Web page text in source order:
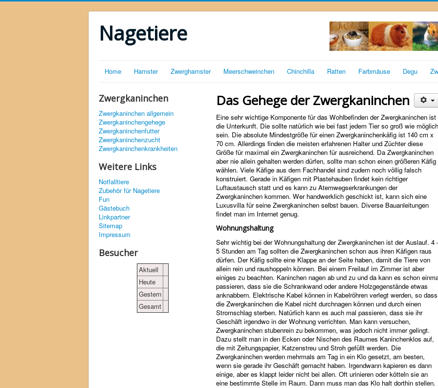
Nagetiere
Home Hamster Zwerghamster Meerschweinchen Chinchilla Ratten Farbmäuse Degu
Zwergkaninchen
Zwergkaninchen allgemein
Zwergkaninchengehege
Zwergkaninchenfutter
Zwergkaninchenzucht
Zwergkaninchenkrankheiten
Weitere Links
Notfalltiere
Zubehör für Nagetiere
Fun
Gästebuch
Linkpartner
Sitemap
Impressum
Besucher
Aktuell
Heute
Gestern
Gesamt
Das Gehege der Zwergkaninchen
Eine sehr wichtige Komponente für das Wohlbefinden der Zwergkaninchen ist
die Unterkunft. Die sollte natürlich wie bei fast jedem Tier so groß wie möglich
sein. Die absolute Mindestgröße für einen Zwergkaninchenkäfig ist 140 cm x
70 cm. Allerdings finden die meisten erfahrenen Halter und Züchter diese
Größe für maximal ein Zwergkaninchen für ausreichend. Da Zwergkaninchen
aber nie allein gehalten werden dürfen, sollte man schon einen größeren Käfig
wählen. Viele Käfige aus dem Fachhandel sind zudem noch völlig falsch
konstruiert. Gerade in Käfigen mit Plastehauben findet kein richtiger
Luftaustausch statt und es kann zu Atemwegserkrankungen der
Zwergkaninchen kommen. Wer handwerklich geschickt ist, kann sich eine
Luxusvilla für seine Zwergkaninchen selbst bauen. Diverse Bauanleitungen
findet man im Internet genug.
Wohnungshaltung
Sehr wichtig bei der Wohnungshaltung der Zwergkaninchen ist der Auslauf. 4
5 Stunden am Tag sollten die Zwergkaninchen schon aus ihren Käfigen raus
dürfen. Der Käfig sollte eine Klappe an der Seite haben, damit die Tiere von
allein rein und raushoppeln können. Bei einem Freilauf im Zimmer ist aber
einiges zu beachten. Kaninchen nagen ab und zu und da kann es schon
passieren, dass sie die Schrankwand oder andere Holzgegenstände etwas
anknabbern. Elektrische Kabel können in Kabelröhren verlegt werden, so dass
die Zwergkaninchen die Kabel nicht durchnagen können und durch einen
Stromschlag sterben. Natürlich kann es auch mal passieren, dass sie ihr
Geschäft irgendwo in der Wohnung verrichten. Man kann versuchen,
Zwergkaninchen stubenrein zu bekommen, was jedoch nicht immer gelingt.
Dazu stellt man in den Ecken oder Nischen des Raumes Kaninchenklos auf,
die mit Zeitungspapier, Katzenstreu und Stroh gefüllt werden. Die
Zwergkaninchen werden mehrmals am Tag in ein Klo gesetzt, am besten,
wenn sie gerade ihr Geschäft gemacht haben. Irgendwann kapieren es dann
einige, aber es klappt leider nicht bei allen. Oft urinieren oder kötteln sie an
eine bestimmte Stelle im Raum. Dann muss man das Klo halt dorthin stellen.